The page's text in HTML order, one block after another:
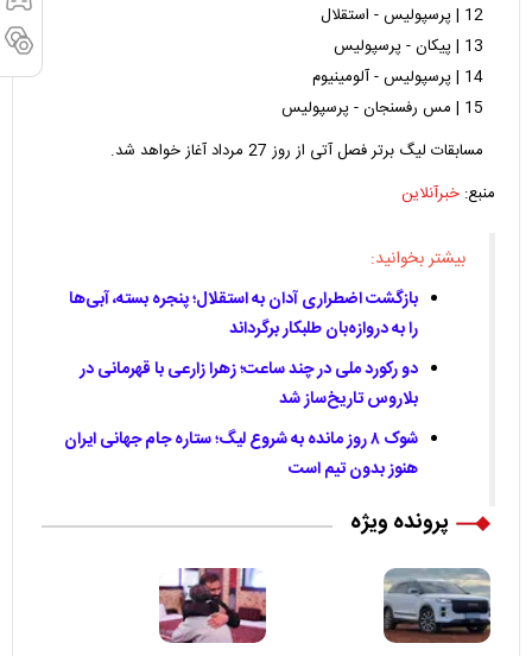
12 | پرسپولیس - استقلال
13 | پیکان - پرسپولیس
14 | پرسپولیس - آلومینیوم
15 | مس رفسنجان - پرسپولیس
مسابقات لیگ برتر فصل آتی از روز 27 مرداد آغاز خواهد شد.
منبع: خبرآنلاین
بیشتر بخوانید:
بازگشت اضطراری آدان به استقلال؛ پنجره بسته، آبی‌ها
را به دروازه‌بان طلبکار برگرداند
دو رکورد ملی در چند ساعت؛ زهرا زارعی با قهرمانی در
بلاروس تاریخ‌ساز شد
شوک ۸ روز مانده به شروع لیگ؛ ستاره جام جهانی ایران
هنوز بدون تیم است
پرونده ویژه